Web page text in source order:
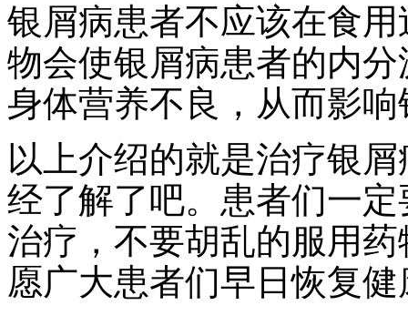
银屑病患者不应该在食
物会使银屑病患者的内
身体营养不良，从而影
以上介绍的就是治疗银
经了解了吧。患者们一
治疗，不要胡乱的服用
愿广大患者们早日恢复